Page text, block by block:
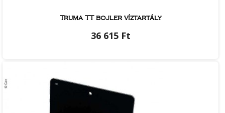
Truma TT bojler víztartály
36 615 Ft